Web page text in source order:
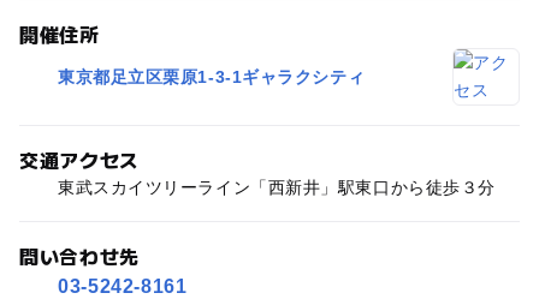
開催住所
東京都足立区栗原1-3-1ギャラクシティ
交通アクセス
東武スカイツリーライン「西新井」駅東口から徒歩３分
問い合わせ先
03-5242-8161